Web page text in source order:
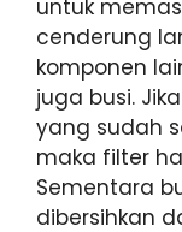
untuk
cenderung
komponen
juga busi.
yang sudah
maka filter
Sementara
dibersihkan